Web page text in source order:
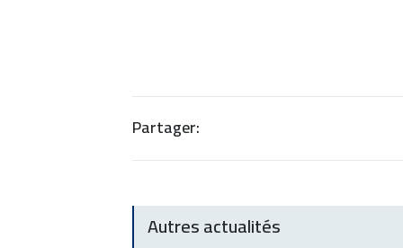
Partager:
Autres actualités